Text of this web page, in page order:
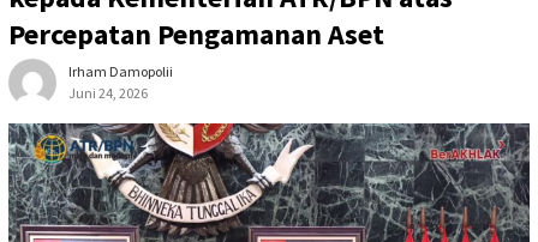
Percepatan Pengamanan Aset
Irham Damopolii
Juni 24, 2026